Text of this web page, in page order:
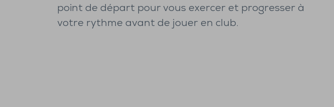
point de départ pour vous exercer et progresser à
votre rythme avant de jouer en club.